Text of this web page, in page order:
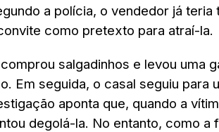
a polícia, o vendedor já teria
como pretexto para atraí-la.
salgadinhos e levou uma
Em seguida, o casal seguiu para
aponta que, quando a
degolá-la. No entanto, como a